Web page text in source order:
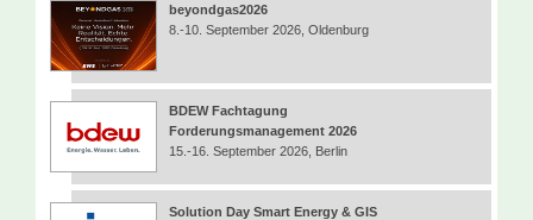
beyondgas2026
8.-10. September 2026, Oldenburg
BDEW Fachtagung
Forderungsmanagement 2026
15.-16. September 2026, Berlin
Solution Day Smart Energy & GIS